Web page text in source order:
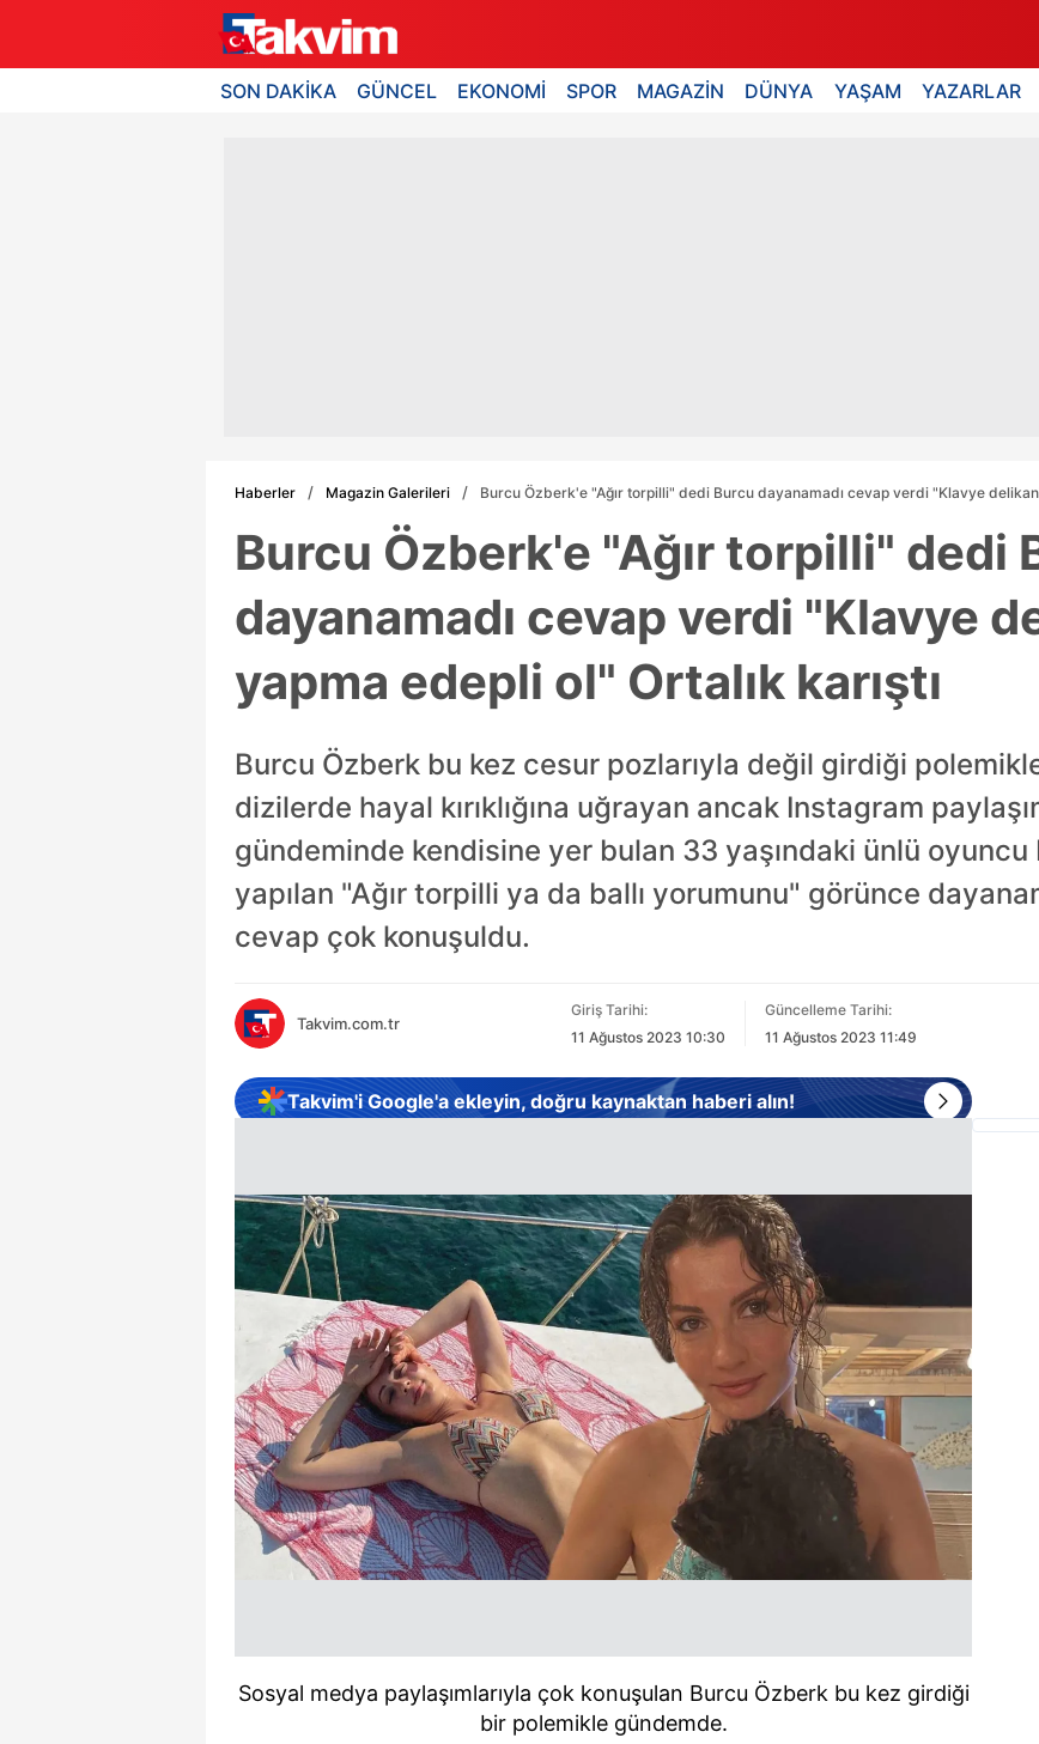
SON DAKİKA GÜNCEL EKONOMİ SPOR MAGAZİN DÜNYA YAŞAM YAZARLAR
Haberler Magazin Galerileri Burcu Özberk'e "Ağır torpilli" dedi Burcu dayanamadı cevap verdi "Klavye
Burcu Özberk'e "Ağır torpilli" dedi
dayanamadı cevap verdi "Klavye
yapma edepli ol" Ortalık karıştı
Burcu Özberk bu kez cesur pozlarıyla değil girdiği
dizilerde hayal kırıklığına uğrayan ancak Instagram
gündeminde kendisine yer bulan 33 yaşındaki ünlü
yapılan "Ağır torpilli ya da ballı yorumunu" görünce
cevap çok konuşuldu.
Takvim.com.tr
Giriş Tarihi:
11 Ağustos 2023 10:30
Güncelleme Tarihi:
11 Ağustos 2023 11:49
Takvim'i Google'a ekleyin, doğru kaynaktan haberi alın!
Sosyal medya paylaşımlarıyla çok konuşulan Burcu Özberk bu kez girdiği
bir polemikle gündemde.